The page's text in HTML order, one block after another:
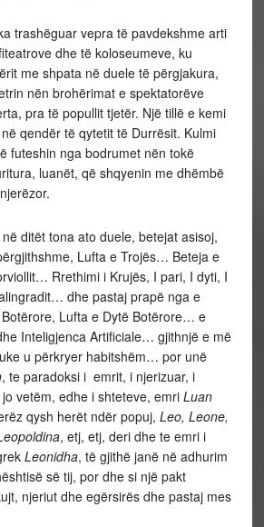
trashëguar vepra të pavdekshme arti
dhe të koloseumeve, ku
me shpata në duele të përgjakura,
nën brohërimat e spektatorëve
pra të popullit tjetër. Një tillë e kemi
qendër të qytetit të Durrësit. Kulmi
futeshin nga bodrumet nën tokë
luanët, që shqyenin me dhëmbë
ditët tona ato duele, betejat asisoj,
Lufta e Trojës… Beteja e
Rrethimi i Krujës, I pari, I dyti, I
dhe pastaj prapë nga e
Lufta e Dytë Botërore… e
Inteligjenca Artificiale… gjithnjë e më
u përkryer habitshëm… por unë
, te paradoksi i emrit, i njerizuar, i
vetëm, edhe i shteteve, emri Luan
qysh herët ndër popuj, Leo, Leone,
, etj, etj, deri dhe te emri i
Leonidha, të gjithë janë në adhurim
së tij, por dhe si një pakt
njeriut dhe egërsirës dhe pastaj mes